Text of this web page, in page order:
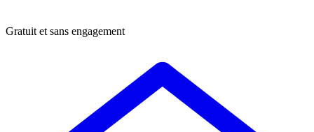
Gratuit et sans engagement